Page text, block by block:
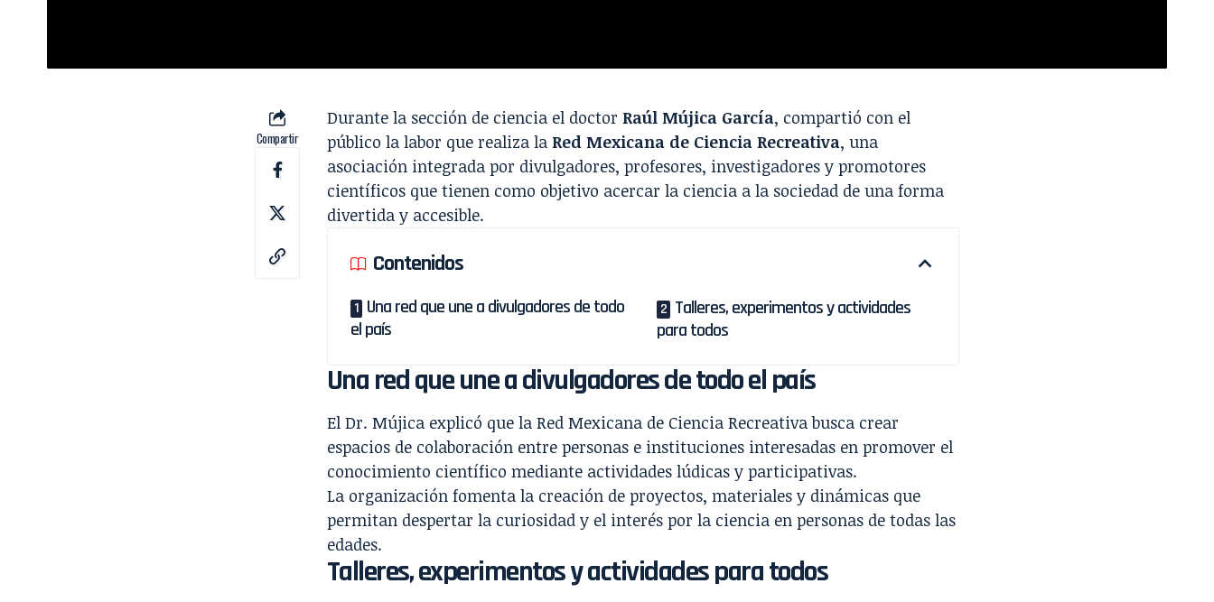
Compartir
Durante la sección de ciencia el doctor Raúl Mújica García, compartió con el
público la labor que realiza la Red Mexicana de Ciencia Recreativa, una
asociación integrada por divulgadores, profesores, investigadores y promotores
científicos que tienen como objetivo acercar la ciencia a la sociedad de una forma
divertida y accesible.
Contenidos
Una red que une a divulgadores de todo
el país
Talleres, experimentos y actividades
para todos
Una red que une a divulgadores de todo el país
El Dr. Mújica explicó que la Red Mexicana de Ciencia Recreativa busca crear
espacios de colaboración entre personas e instituciones interesadas en promover el
conocimiento científico mediante actividades lúdicas y participativas.
La organización fomenta la creación de proyectos, materiales y dinámicas que
permitan despertar la curiosidad y el interés por la ciencia en personas de todas las
edades.
Talleres, experimentos y actividades para todos